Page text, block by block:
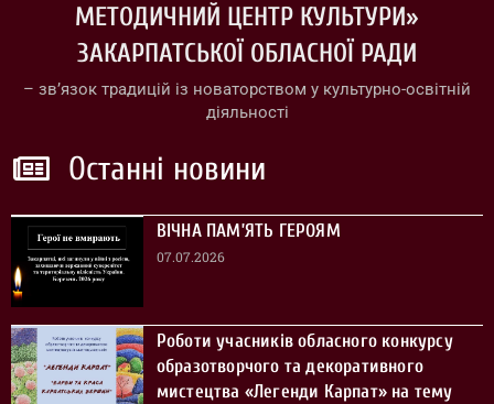
МЕТОДИЧНИЙ ЦЕНТР КУЛЬТУРИ»
ЗАКАРПАТСЬКОЇ ОБЛАСНОЇ РАДИ
– зв’язок традицій із новаторством у культурно-освітній
діяльності
Останні новини
ВІЧНА ПАМ’ЯТЬ ГЕРОЯМ
07.07.2026
Роботи учасників обласного конкурсу
образотворчого та декоративного
мистецтва «Легенди Карпат» на тему